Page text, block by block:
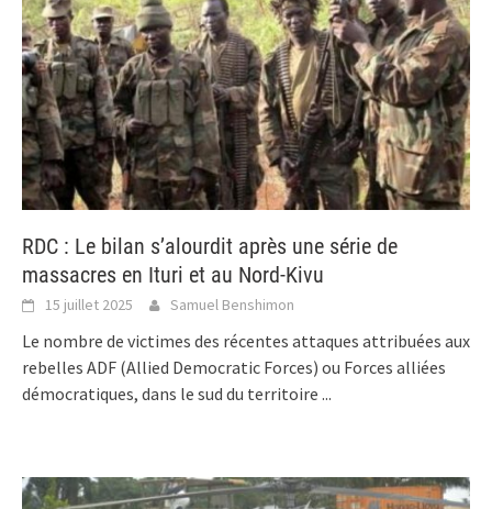
RDC : Le bilan s’alourdit après une série de
massacres en Ituri et au Nord-Kivu
15 juillet 2025 Samuel Benshimon
Le nombre de victimes des récentes attaques attribuées aux
rebelles ADF (Allied Democratic Forces) ou Forces alliées
démocratiques, dans le sud du territoire ...